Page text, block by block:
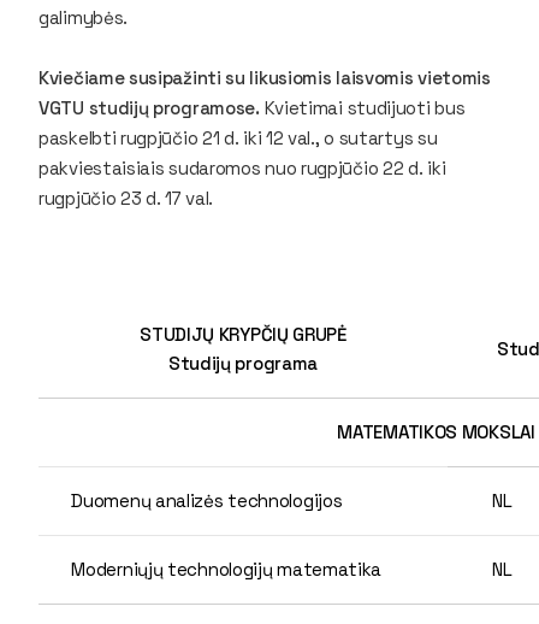
galimybės.
Kviečiame susipažinti su likusiomis laisvomis vietomis
VGTU studijų programose. Kvietimai studijuoti bus
paskelbti rugpjūčio 21 d. iki 12 val., o sutartys su
pakviestaisiais sudaromos nuo rugpjūčio 22 d. iki
rugpjūčio 23 d. 17 val.
STUDIJŲ KRYPČIŲ GRUPĖ
Studijų programa
MATEMATIKOS MOKSLAI
Duomenų analizės technologijos NL
Moderniųjų technologijų matematika NL